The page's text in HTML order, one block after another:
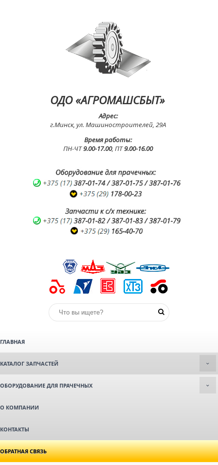
ОДО «АГРОМАШСБЫТ»
Адрес:
г.Минск, ул. Машиностроителей, 29А
Время работы:
ПН-ЧТ9.00-17.00, ПТ9.00-16.00
ГЛАВНАЯ
КАТАЛОГ ЗАПЧАСТЕЙ
ОБОРУДОВАНИЕ ДЛЯ ПРАЧЕЧНЫХ
О КОМПАНИИ
КОНТАКТЫ
ОБРАТНАЯ СВЯЗЬ